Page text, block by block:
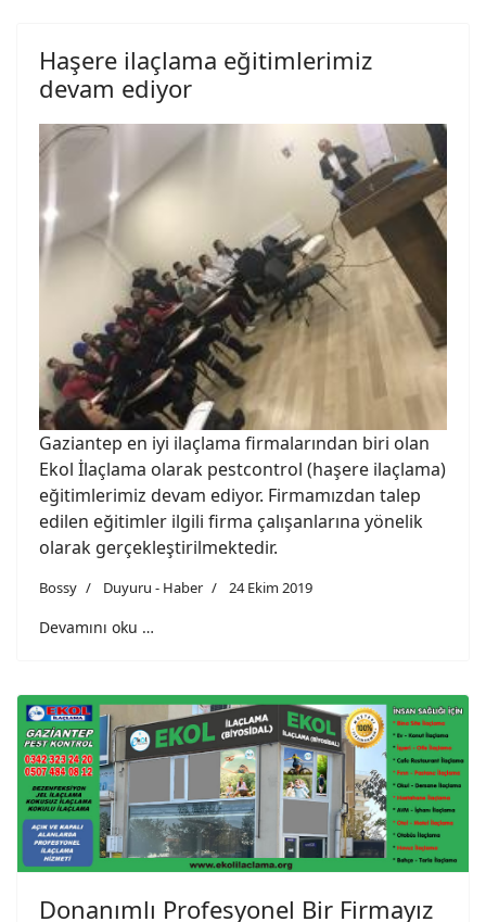
Haşere ilaçlama eğitimlerimiz
devam ediyor
Gaziantep en iyi ilaçlama firmalarından biri olan
Ekol İlaçlama olarak pestcontrol (haşere ilaçlama)
eğitimlerimiz devam ediyor. Firmamızdan talep
edilen eğitimler ilgili firma çalışanlarına yönelik
olarak gerçekleştirilmektedir.
Bossy Duyuru - Haber 24 Ekim 2019
Devamını oku …
Donanımlı Profesyonel Bir Firmayız